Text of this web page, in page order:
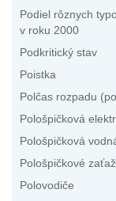
Podiel rôznych
v roku 2000
Podkritický stav
Poistka
Polčas rozpadu
Pološpičková
Pološpičková
Pološpičkové
Polovodiče